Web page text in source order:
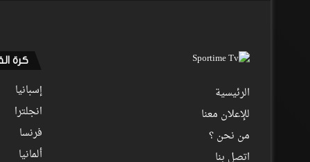
الرئيسية
للإعلان معنا
من نحن ؟
اتصل بنا
كرة
إسبانيا
انجلترا
فرنسا
ألمانيا